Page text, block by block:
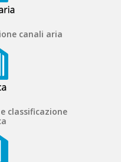
canali aria
classificazione